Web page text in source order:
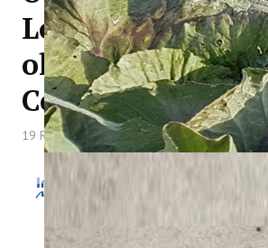
Lokalnog
okviru projekta
ConsumeLess
19 Rujan 2022 Hitova: 3304
završni
ConsumeLess
kojeg čine